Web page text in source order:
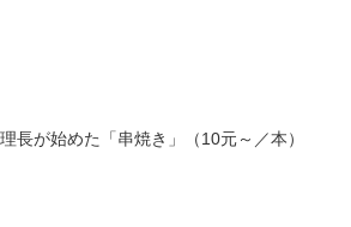
長が始めた「串焼き」（10元～／本）